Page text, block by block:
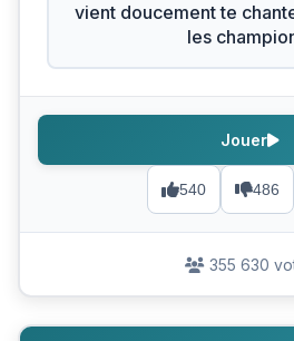
vient doucement te
les
540 486
Jouer
355 630